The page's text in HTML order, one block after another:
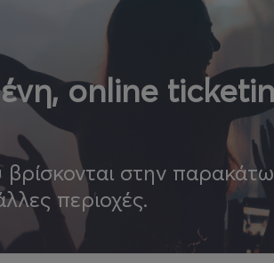
online
βρίσκονται στην παρακάτω
περιοχές.